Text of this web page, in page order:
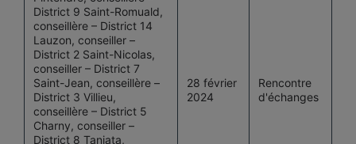
District 9 Saint-Romuald,
conseillère – District 14
Lauzon, conseiller –
District 2 Saint-Nicolas,
conseiller – District 7
Saint-Jean, conseillère –
District 3 Villieu,
conseillère – District 5
Charny, conseiller –
District 8 Taniata,
28 février
2024
Rencontre
d'échanges